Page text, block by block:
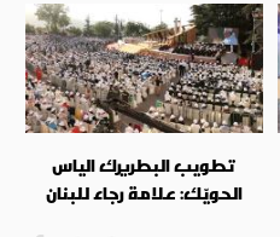
تطويب البطريرك الياس
الحويّك: علامة رجاء للبنان